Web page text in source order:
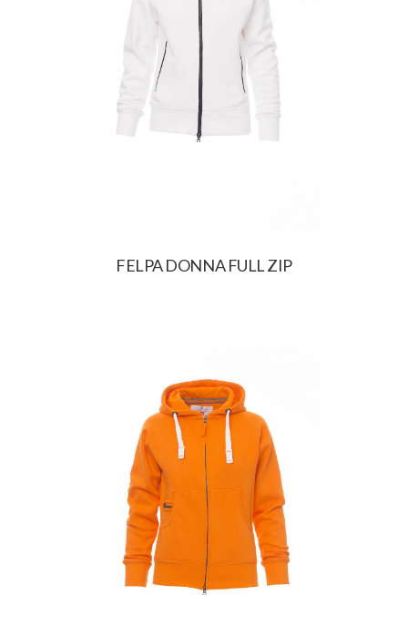
FELPA DONNA FULL ZIP